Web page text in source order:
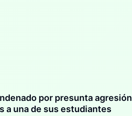
por presunta agresión
a una de sus estudiantes